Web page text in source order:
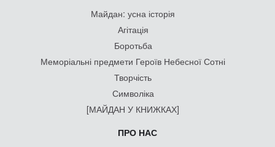
Майдан: усна історія
Агітація
Боротьба
Меморіальні предмети Героїв Небесної Сотні
Творчість
Символіка
[МАЙДАН У КНИЖКАХ]
ПРО НАС